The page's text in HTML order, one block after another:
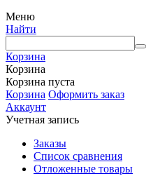
Меню
Найти
Корзина
Корзина
Корзина пуста
Корзина Оформить заказ
Аккаунт
Учетная запись
Заказы
Список сравнения
Отложенные товары